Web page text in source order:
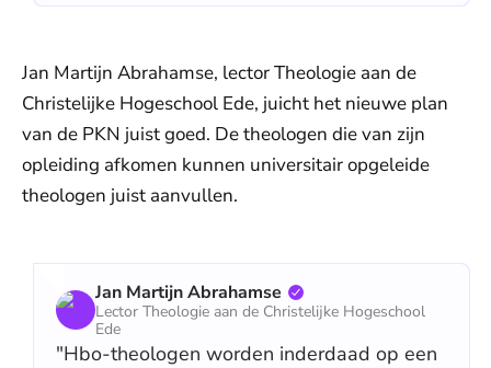
Jan Martijn Abrahamse, lector Theologie aan de
Christelijke Hogeschool Ede, juicht het nieuwe plan
van de PKN juist goed. De theologen die van zijn
opleiding afkomen kunnen universitair opgeleide
theologen juist aanvullen.
Jan Martijn Abrahamse
Lector Theologie aan de Christelijke Hogeschool
Ede
"Hbo-theologen worden inderdaad op een